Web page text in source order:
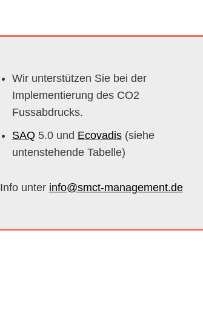
Wir unterstützen Sie bei der
Implementierung des CO2
Fussabdrucks.
SAQ5.0 und Ecovadis(siehe
untenstehende Tabelle)
Info unter info@smct-management.de